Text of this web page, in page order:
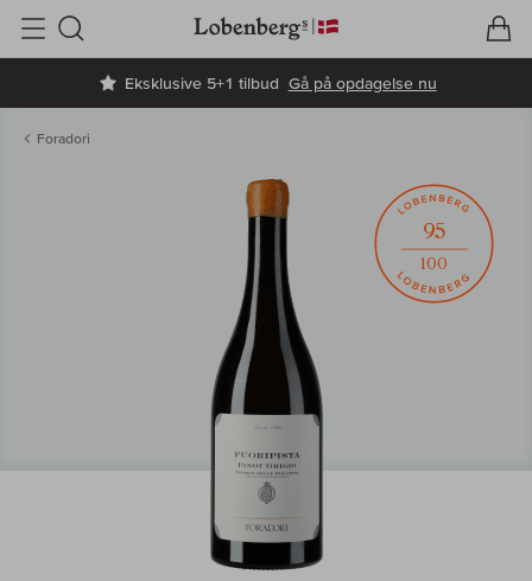
Eksklusive 5+1 tilbud Gå på opdagelse nu
Søg
Foradori
95
100